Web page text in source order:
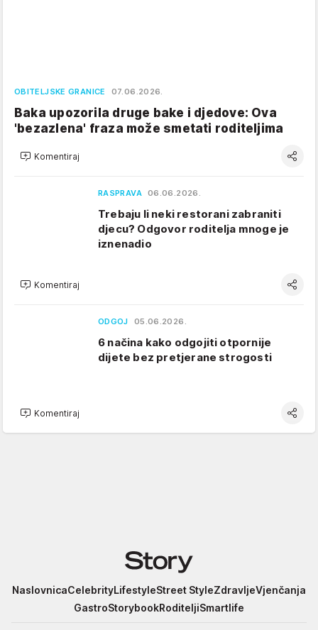
OBITELJSKE GRANICE 07.06.2026.
Baka upozorila druge bake i djedove: Ova
'bezazlena' fraza može smetati roditeljima
Komentiraj
RASPRAVA 06.06.2026.
Trebaju li neki restorani zabraniti
djecu? Odgovor roditelja mnoge je
iznenadio
Komentiraj
ODGOJ 05.06.2026.
6 načina kako odgojiti otpornije
dijete bez pretjerane strogosti
Komentiraj
Story
NaslovnicaCelebrityLifestyleStreet StyleZdravljeVjenčanja
GastroStorybookRoditeljiSmartlife